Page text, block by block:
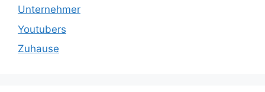
Unternehmer
Youtubers
Zuhause